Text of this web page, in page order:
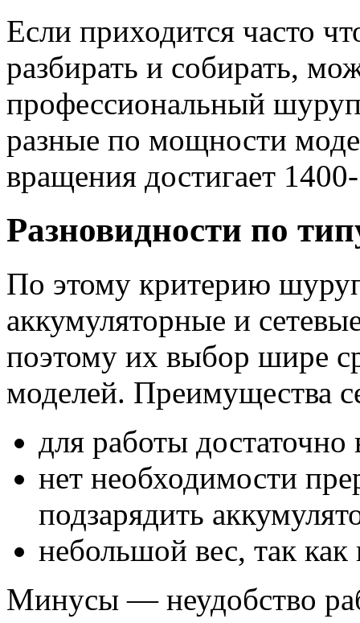
Если приходится часто
разбирать и собирать,
профессиональный
разные по мощности
вращения достигает
Разновидности по
По этому критерию
аккумуляторные и
поэтому их выбор шире
моделей. Преимущества
для работы
нет необходимости
подзарядить
небольшой вес, так как
Минусы — неудобство